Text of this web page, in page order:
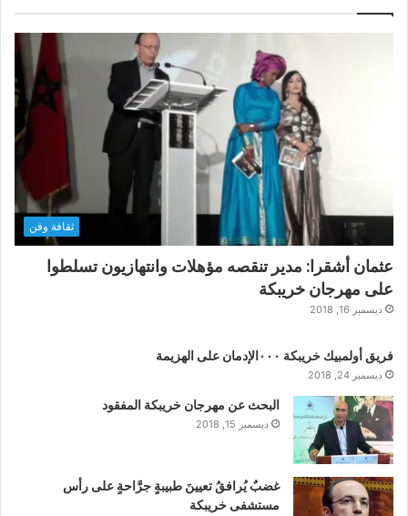
ثقافة وفن
عثمان أشقرا: مدير تنقصه مؤهلات وانتهازيون تسلطوا
على مهرجان خريبكة
ديسمبر 16, 2018
فريق أولمبيك خريبكة ٠٠٠الإدمان على الهزيمة
ديسمبر 24, 2018
البحث عن مهرجان خريبكة المفقود
ديسمبر 15, 2018
غضبٌ يُرافقُ تعيينَ طبيبةٍ جرَّاحةٍ على رأس
مستشفى خريبكة